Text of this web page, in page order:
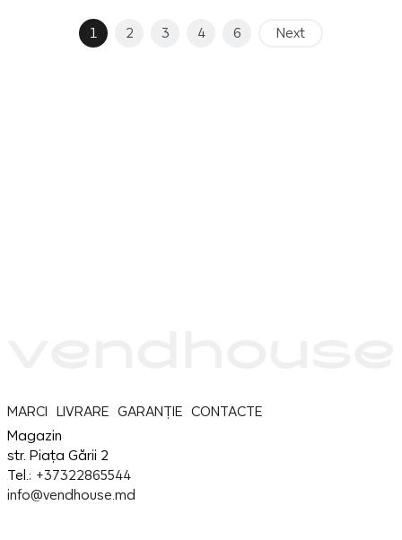
1 2 3 4 6 Next
MARCI LIVRARE GARANȚIE
CONTACTE
Magazin
str. Piața Gării 2
Tel.: +37322865544
info@vendhouse.md